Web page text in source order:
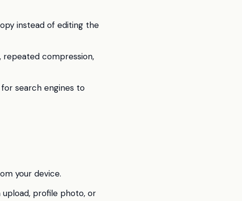
instead of editing the
repeated compression,
search engines to
your device.
profile photo, or